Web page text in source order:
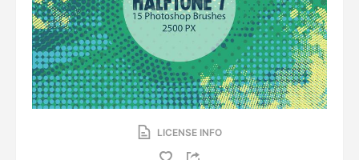
LICENSE INFO